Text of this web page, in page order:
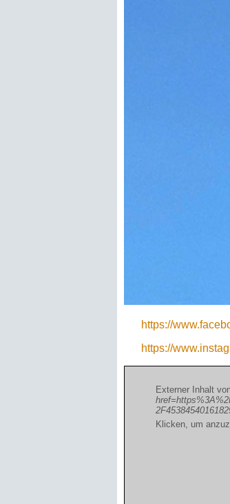
https://
https://